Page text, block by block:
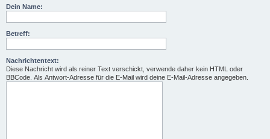
Dein Name:
Betreff:
Nachrichtentext:
Diese Nachricht wird als reiner Text verschickt, verwende daher kein HTML oder
BBCode. Als Antwort-Adresse für die E-Mail wird deine E-Mail-Adresse angegeben.